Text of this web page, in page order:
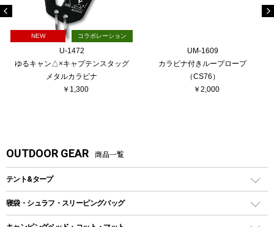
NEW コラボレーション
U-1472
ゆるキャン△×キャプテンスタッグ
メタルカラビナ
￥1,300
UM-1609
カラビナ付きループロープ
（CS76）
￥2,000
OUTDOOR GEAR 商品一覧
テント&タープ
テント
寝袋・シュラフ・スリーピングバッグ
レクタングラー型（封筒型）シュラフ